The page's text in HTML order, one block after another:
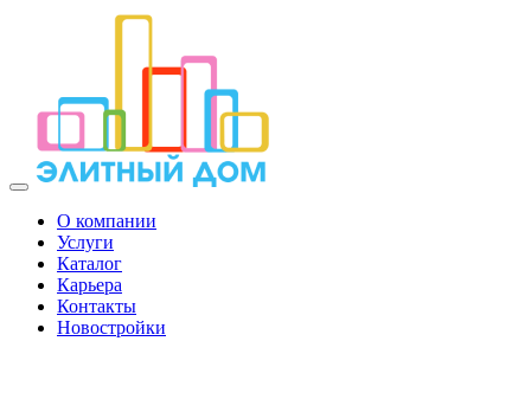
О компании
Услуги
Каталог
Карьера
Контакты
Новостройки